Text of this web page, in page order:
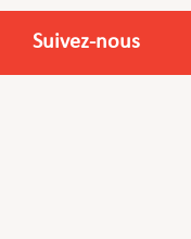
Suivez-nous